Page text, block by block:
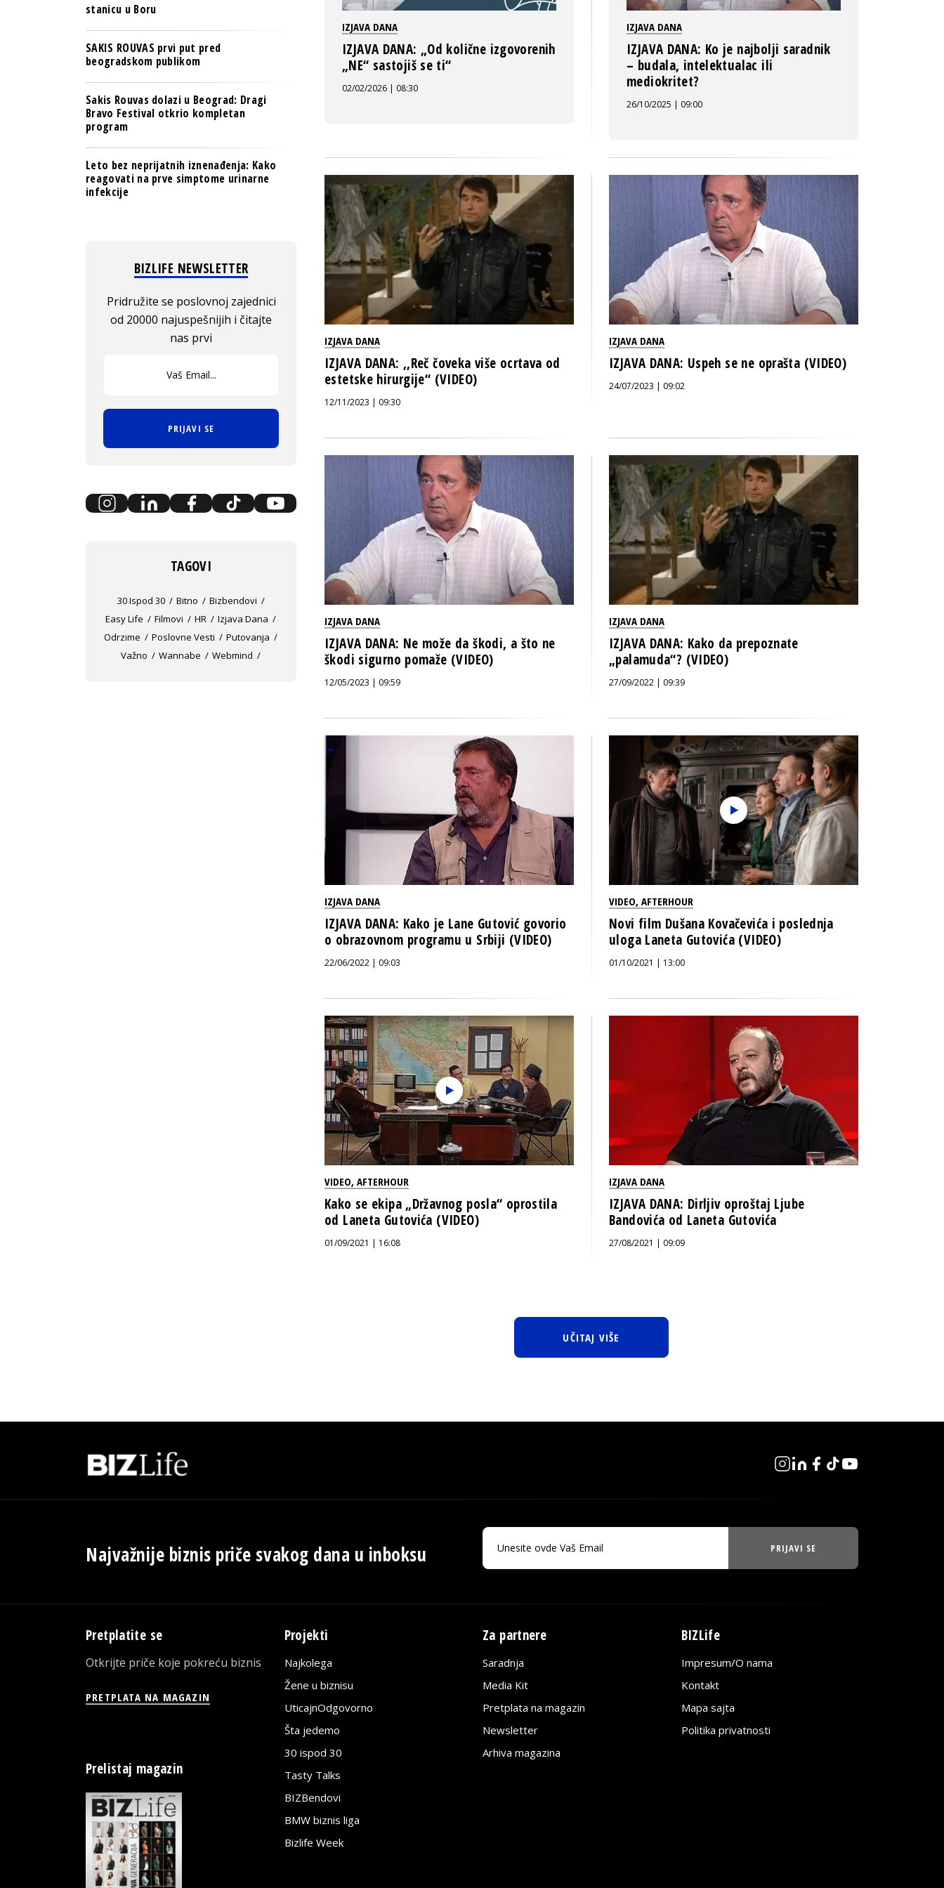
IZJAVA DANA
IZJAVA DANA: „Od količne izgovorenih
„NE“ sastojiš se ti“
02/02/2026 | 08:30
IZJAVA DANA
IZJAVA DANA: Ko je najbolji saradnik
– budala, intelektualac ili
mediokritet?
26/10/2025 | 09:00
IZJAVA DANA
IZJAVA DANA: ,,Reč čoveka više ocrtava od
estetske hirurgije“ (VIDEO)
12/11/2023 | 09:30
IZJAVA DANA
IZJAVA DANA: Uspeh se ne oprašta (VIDEO)
24/07/2023 | 09:02
IZJAVA DANA
IZJAVA DANA: Ne može da škodi, a što ne
škodi sigurno pomaže (VIDEO)
12/05/2023 | 09:59
IZJAVA DANA
IZJAVA DANA: Kako da prepoznate
„palamuda“? (VIDEO)
27/09/2022 | 09:39
IZJAVA DANA
IZJAVA DANA: Kako je Lane Gutović govorio
o obrazovnom programu u Srbiji (VIDEO)
22/06/2022 | 09:03
VIDEO, AFTERHOUR
Novi film Dušana Kovačevića i poslednja
uloga Laneta Gutovića (VIDEO)
01/10/2021 | 13:00
VIDEO, AFTERHOUR
Kako se ekipa „Državnog posla“ oprostila
od Laneta Gutovića (VIDEO)
01/09/2021 | 16:08
IZJAVA DANA
IZJAVA DANA: Dirljiv oproštaj Ljube
Bandovića od Laneta Gutovića
27/08/2021 | 09:09
UČITAJ VIŠE
stanicu u Boru
SAKIS ROUVAS prvi put pred
beogradskom publikom
Sakis Rouvas dolazi u Beograd: Dragi
Bravo Festival otkrio kompletan
program
Leto bez neprijatnih iznenađenja: Kako
reagovati na prve simptome urinarne
infekcije
BIZLIFE NEWSLETTER
Pridružite se poslovnoj zajednici
od 20000 najuspešnijih i čitajte
nas prvi
PRIJAVI SE
TAGOVI
30 Ispod 30 Bitno
Bizbendovi
Easy Life
Filmovi HR
Izjava Dana
Odrzime
Poslovne Vesti
Putovanja
Važno
Wannabe Webmind
Najvažnije biznis priče svakog dana u inboksu PRIJAVI SE
Pretplatite se
Otkrijte priče koje pokreću biznis
PRETPLATA NA MAGAZIN
Prelistaj magazin
Projekti
Najkolega
Žene u biznisu
UticajnOdgovorno
Šta jedemo
30 ispod 30
Tasty Talks
BIZBendovi
BMW biznis liga
Bizlife Week
Za partnere
Saradnja
Media Kit
Pretplata na magazin
Newsletter
Arhiva magazina
BIZLife
Impresum/O nama
Kontakt
Mapa sajta
Politika privatnosti